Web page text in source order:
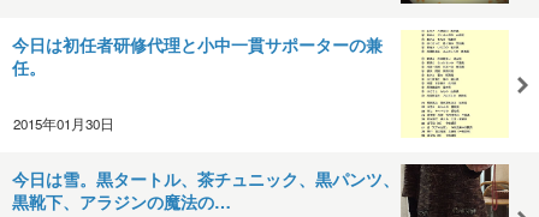
今日は初任者研修代理と小中一貫サポーターの兼
任。
2015年01月30日
今日は雪。黒タートル、茶チュニック、黒パンツ、
黒靴下、アラジンの魔法の…